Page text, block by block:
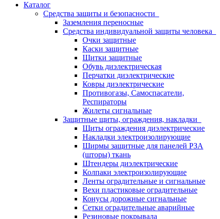
Каталог
Средства защиты и безопасности
Заземления переносные
Средства индивидуальной защиты человека
Очки защитные
Каски защитные
Щитки защитные
Обувь диэлектрическая
Перчатки диэлектрические
Ковры диэлектрические
Противогазы, Самоспасатели,
Респираторы
Жилеты сигнальные
Защитные щиты, ограждения, накладки
Щиты ограждения диэлектрические
Накладки электроизолирующие
Ширмы защитные для панелей РЗА
(шторы) ткань
Штендеры диэлектрические
Колпаки электроизолирующие
Ленты оградительные и сигнальные
Вехи пластиковые оградительные
Конусы дорожные сигнальные
Сетки оградительные аварийные
Резиновые покрывала